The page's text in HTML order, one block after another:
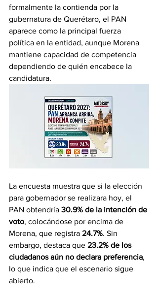
formalmente la contienda por la
gubernatura de Querétaro, el PAN
aparece como la principal fuerza
política en la entidad, aunque Morena
mantiene capacidad de competencia
dependiendo de quién encabece la
candidatura.
La encuesta muestra que si la elección
para gobernador se realizara hoy, el
PAN obtendría 30.9% de la intención de
voto, colocándose por encima de
Morena, que registra 24.7%. Sin
embargo, destaca que 23.2% de los
ciudadanos aún no declara preferencia,
lo que indica que el escenario sigue
abierto.